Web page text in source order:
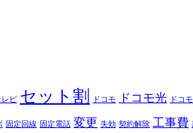
レビ セット割 ドコモ ドコモ光 ドコ
固定回線 固定電話 変更 失効 契約解除 工事費